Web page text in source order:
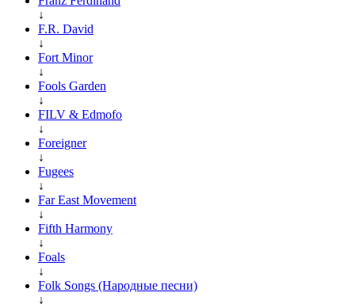
↓
F.R. David
↓
Fort Minor
↓
Fools Garden
↓
FILV & Edmofo
↓
Foreigner
↓
Fugees
↓
Far East Movement
↓
Fifth Harmony
↓
Foals
↓
Folk Songs (Народные песни)
↓